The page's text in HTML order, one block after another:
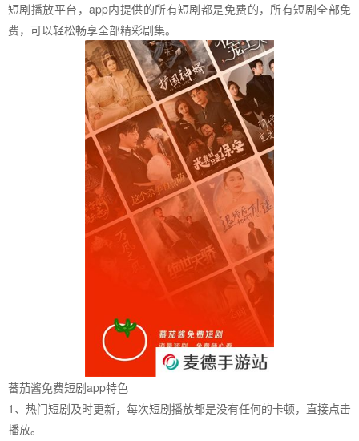
短剧播放平台，app内提供的所有短剧都是免费的，所有短剧全部免
费，可以轻松畅享全部精彩剧集。
蕃茄酱免费短剧app特色
1、热门短剧及时更新，每次短剧播放都是没有任何的卡顿，直接点击
播放。